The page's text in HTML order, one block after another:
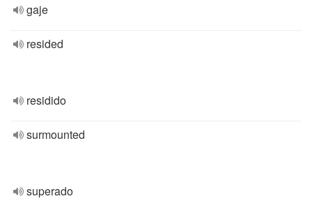
gaje
resided
residido
surmounted
superado